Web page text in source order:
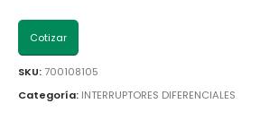
Cotizar
SKU:700108105
Categoría: INTERRUPTORES DIFERENCIALES